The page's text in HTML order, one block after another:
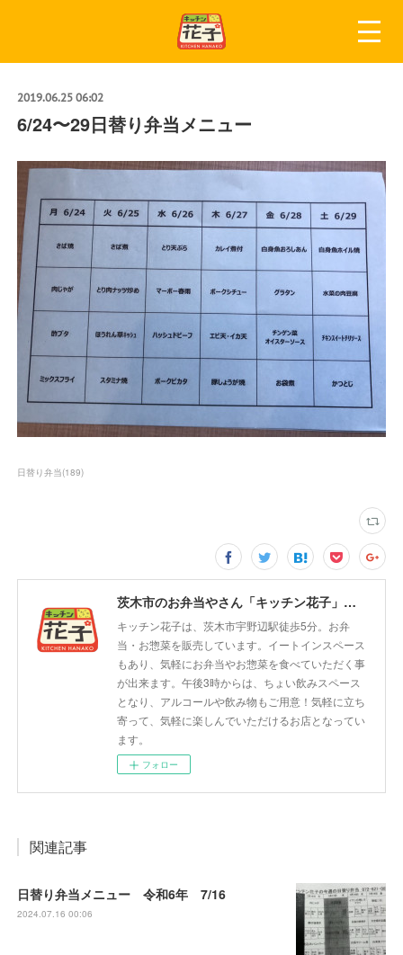
2019.06.25 06:02
6/24〜29日替り弁当メニュー
日替り弁当(189)
茨木市のお弁当やさん「キッチン花子」ちょい飲みスペース「サウス」
キッチン花子は、茨木市宇野辺駅徒歩5分。お弁
当・お惣菜を販売しています。イートインスペース
もあり、気軽にお弁当やお惣菜を食べていただく事
が出来ます。午後3時からは、ちょい飲みスペース
となり、アルコールや飲み物もご用意！気軽に立ち
寄って、気軽に楽しんでいただけるお店となってい
ます。
フォロー
関連記事
日替り弁当メニュー 令和6年 7/16
2024.07.16 00:06